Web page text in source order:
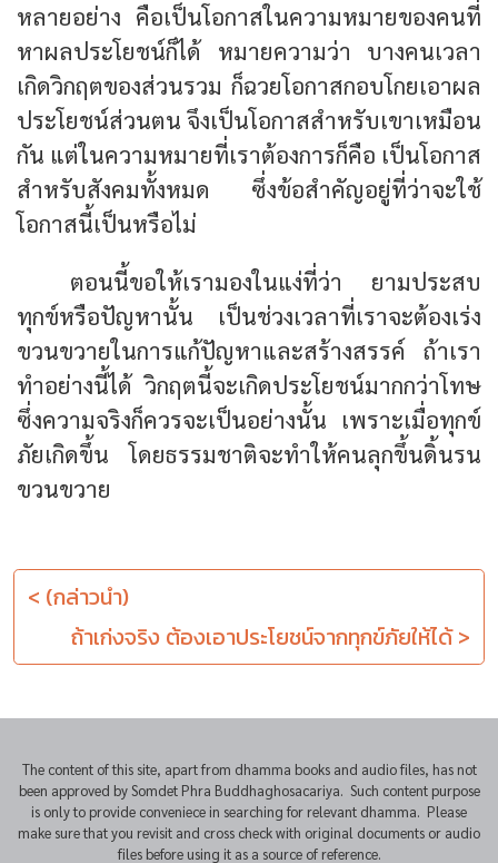
หลายอย่าง คือเป็นโอกาสในความหมายของคนที่
หาผลประโยชน์ก็ได้ หมายความว่า บางคนเวลา
เกิดวิกฤตของส่วนรวม ก็ฉวยโอกาสกอบโกยเอาผล
ประโยชน์ส่วนตน จึงเป็นโอกาสสำหรับเขาเหมือน
กัน แต่ในความหมายที่เราต้องการก็คือ เป็นโอกาส
สำหรับสังคมทั้งหมด ซึ่งข้อสำคัญอยู่ที่ว่าจะใช้
โอกาสนี้เป็นหรือไม่
ตอนนี้ขอให้เรามองในแง่ที่ว่า ยามประสบ
ทุกข์หรือปัญหานั้น เป็นช่วงเวลาที่เราจะต้องเร่ง
ขวนขวายในการแก้ปัญหาและสร้างสรรค์ ถ้าเรา
ทำอย่างนี้ได้ วิกฤตนี้จะเกิดประโยชน์มากกว่าโทษ
ซึ่งความจริงก็ควรจะเป็นอย่างนั้น เพราะเมื่อทุกข์
ภัยเกิดขึ้น โดยธรรมชาติจะทำให้คนลุกขึ้นดิ้นรน
ขวนขวาย
< (กล่าวนำ)
ถ้าเก่งจริง ต้องเอาประโยชน์จากทุกข์ภัยให้ได้ >
The content of this site, apart from dhamma books and audio files, has not
been approved by Somdet Phra Buddhaghosacariya. Such content purpose
is only to provide conveniece in searching for relevant dhamma. Please
make sure that you revisit and cross check with original documents or audio
files before using it as a source of reference.